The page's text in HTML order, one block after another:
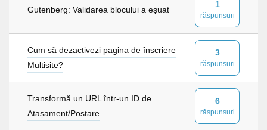
Gutenberg: Validarea blocului a eșuat
1
răspunsuri
Cum să dezactivezi pagina de înscriere
Multisite?
3
răspunsuri
Transformă un URL într-un ID de
Atașament/Postare
6
răspunsuri